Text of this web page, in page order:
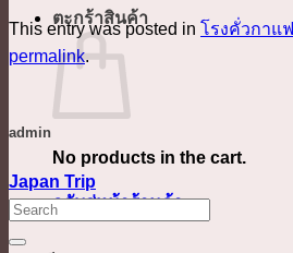
ตะกร้าสินค้า
No products in the cart.
กลับสู่หน้าร้านค้า
This entry was posted in โรงคั่วกาแฟ
permalink.
admin
Japan Trip